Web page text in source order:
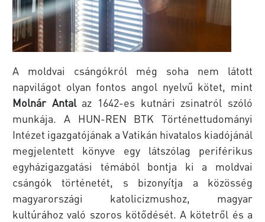
A moldvai csángókról még soha nem látott
napvilágot olyan fontos angol nyelvű kötet, mint
Molnár Antalaz 1642-es kutnári zsinatról szóló
munkája. A HUN-REN BTK Történettudományi
Intézet igazgatójának a Vatikán hivatalos kiadójánál
megjelentett könyve egy látszólag periférikus
egyházigazgatási témából bontja ki a moldvai
csángók történetét, s bizonyítja a közösség
magyarországi katolicizmushoz, magyar
kultúrához való szoros kötődését. A kötetről és a